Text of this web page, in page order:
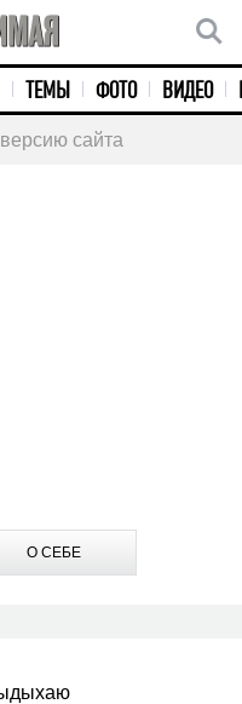
ТЕМЫ ФОТО ВИДЕО
сайта
О СЕБЕ